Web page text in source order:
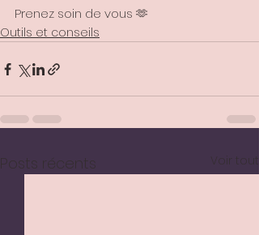
Prenez soin de vous 🫶
Outils et conseils
Posts récents Voir tout